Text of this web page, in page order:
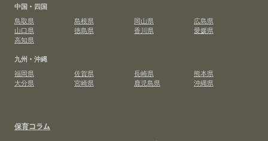
中国・四国
鳥取県
島根県 岡山県
広島県
山口県
徳島県 香川県
愛媛県
高知県
九州・沖縄
福岡県
佐賀県 長崎県
熊本県
大分県
宮崎県 鹿児島県 沖縄県
保育コラム